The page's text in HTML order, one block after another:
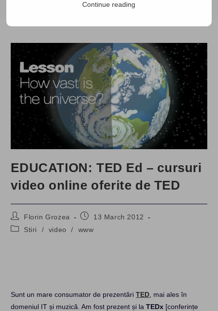
EDUCATION: TED Ed – cursuri
video online oferite de TED
Post
author:
Florin Grozea
Post13 March 2012
PostStiri / video / www
Sunt un mare consumator de prezentăriTED , mai ales în
domeniul IT și muzică. Am fost prezent și laTEDx [conferințe
Continue reading